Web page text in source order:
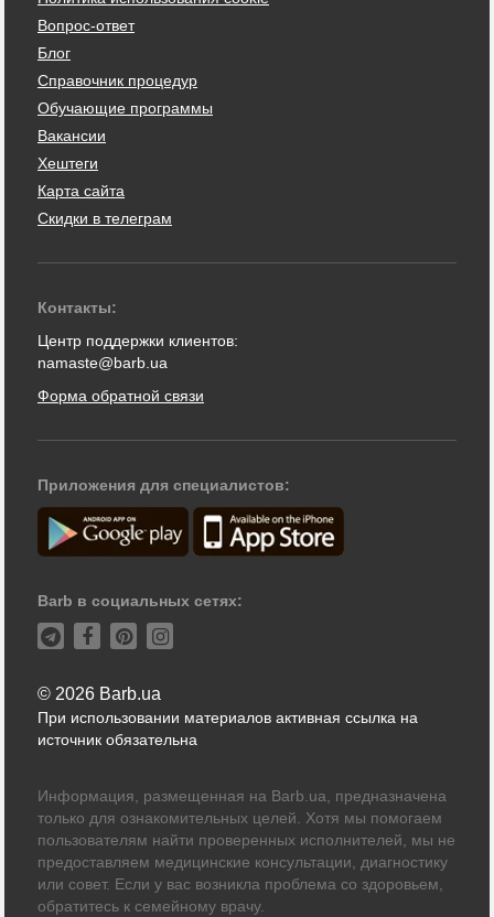
Вопрос-ответ
Блог
Справочник процедур
Обучающие программы
Вакансии
Хештеги
Карта сайта
Скидки в телеграм
Контакты:
Центр поддержки клиентов:
namaste@barb.ua
Форма обратной связи
Приложения для специалистов:
Barb в социальных сетях:
© 2026 Barb.ua
При использовании материалов активная ссылка на
источник обязательна
Информация, размещенная на Barb.ua, предназначена
только для ознакомительных целей. Хотя мы помогаем
пользователям найти проверенных исполнителей, мы не
предоставляем медицинские консультации, диагностику
или совет. Если у вас возникла проблема со здоровьем,
обратитесь к семейному врачу.